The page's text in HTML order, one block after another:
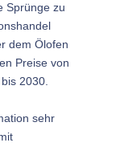
Sprünge zu
dem Ölofen
Preise von
2030.
sehr